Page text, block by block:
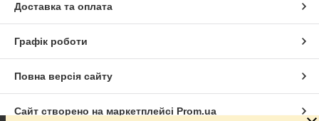
Доставка та оплата
Графік роботи
Повна версія сайту
Сайт створено на маркетплейсі Prom.ua